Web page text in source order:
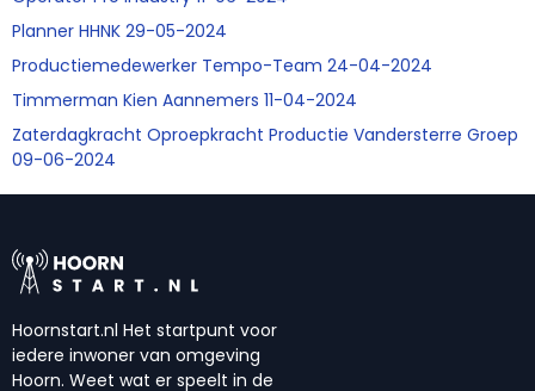
Planner HHNK 29-05-2024
Productiemedewerker Tempo-Team 24-04-2024
Timmerman Kien Aannemers 11-04-2024
Zaterdagkracht Oproepkracht Productie Vandersterre Groep
09-06-2024
Hoornstart.nl Het startpunt voor
iedere inwoner van omgeving
Hoorn. Weet wat er speelt in de